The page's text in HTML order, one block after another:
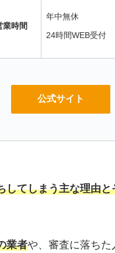
業時間
年中無休
24時間WEB受付
公式サイト
してしまう主な理由と
業者や、審査に落ち